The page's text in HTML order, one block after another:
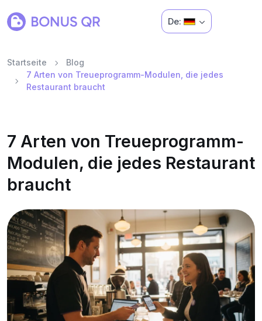
De:
Startseite
Blog
7 Arten von Treueprogramm-Modulen, die jedes
Restaurant braucht
7 Arten von Treueprogramm-
Modulen, die jedes Restaurant
braucht